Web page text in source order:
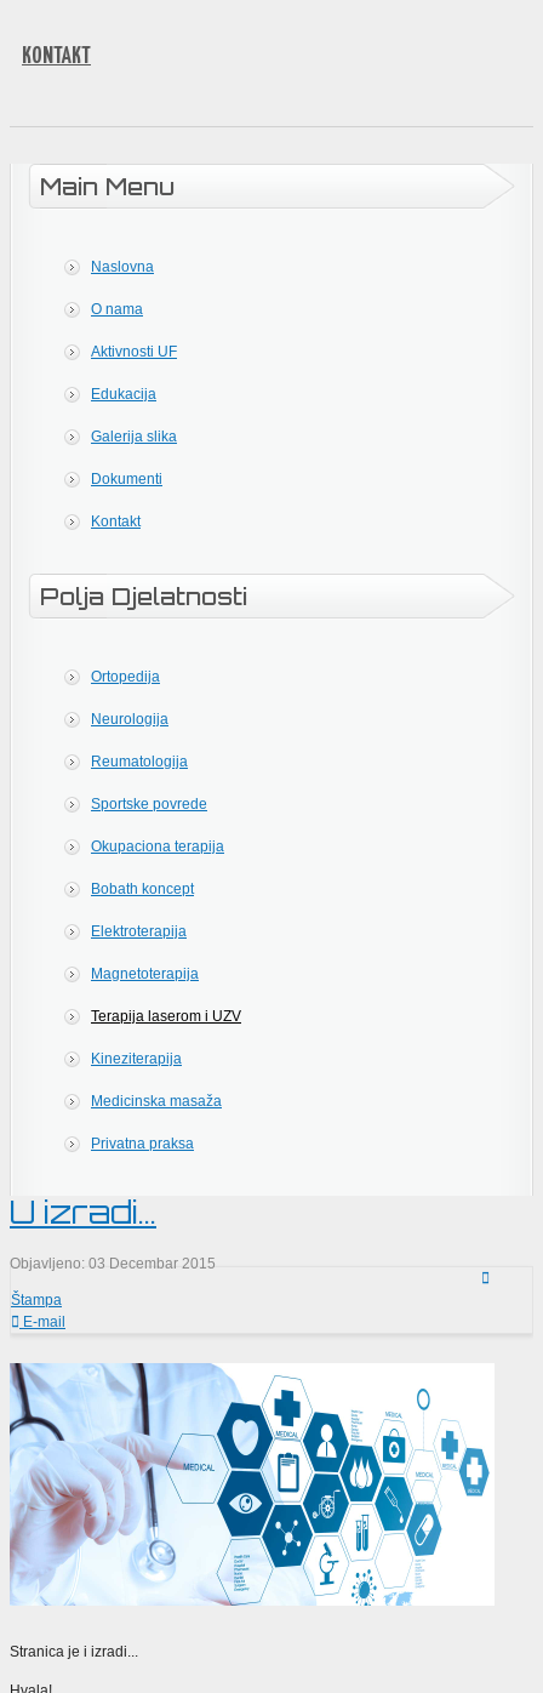
KONTAKT
Main Menu
Naslovna
O nama
Aktivnosti UF
Edukacija
Galerija slika
Dokumenti
Kontakt
Polja Djelatnosti
Ortopedija
Neurologija
Reumatologija
Sportske povrede
Okupaciona terapija
Bobath koncept
Elektroterapija
Magnetoterapija
Terapija laserom i UZV
Kineziterapija
Medicinska masaža
Privatna praksa
U izradi...
Objavljeno: 03 Decembar 2015
Štampa
E-mail
Stranica je i izradi...